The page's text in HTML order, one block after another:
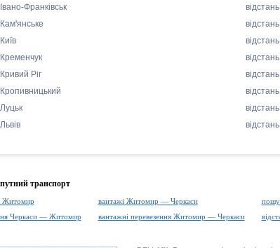
Франківськ
Ріг
транспорт
Житомир вантажі Житомир — Черкаси
Черкаси — Житомир
вантажні перевезення Житомир — Черкаси